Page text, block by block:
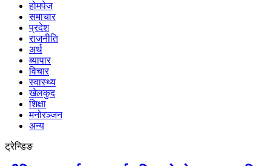
होमपेज
समाचार
प्रदेश
राजनीति
अर्थ
ब्यापार
विचार
स्वास्थ्य
खेलकुद
शिक्षा
मनोरञ्जन
अन्य
ट्रेन्डिङ